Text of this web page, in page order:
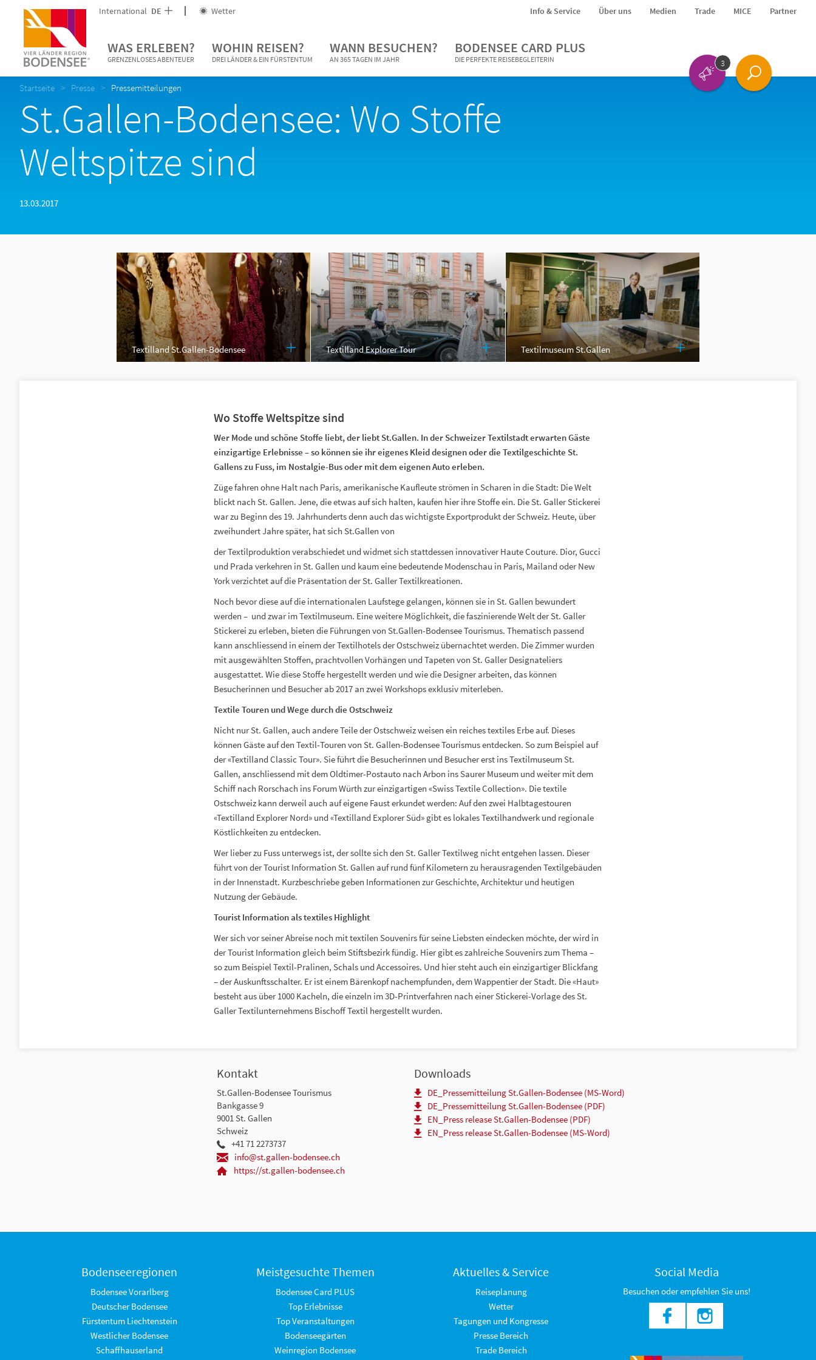
International DE Wetter Info & Service Über uns Medien Trade MICE Partner
WAS ERLEBEN?
GRENZENLOSES ABENTEUER
WOHIN REISEN?
DREI LÄNDER & EIN FÜRSTENTUM
WANN BESUCHEN?
AN 365 TAGEN IM JAHR
BODENSEE CARD PLUS
DIE PERFEKTE REISEBEGLEITERIN 3
Startseite Presse Pressemitteilungen
St.Gallen-Bodensee: Wo Stoffe
Weltspitze sind
13.03.2017
Textilland St.Gallen-Bodensee Textilland Explorer Tour Textilmuseum St.Gallen
Wo Stoffe Weltspitze sind
Wer Mode und schöne Stoffe liebt, der liebt St.Gallen. In der Schweizer Textilstadt erwarten Gäste
einzigartige Erlebnisse – so können sie ihr eigenes Kleid designen oder die Textilgeschichte St.
Gallens zu Fuss, im Nostalgie-Bus oder mit dem eigenen Auto erleben.
Züge fahren ohne Halt nach Paris, amerikanische Kaufleute strömen in Scharen in die Stadt: Die Welt
blickt nach St. Gallen. Jene, die etwas auf sich halten, kaufen hier ihre Stoffe ein. Die St. Galler Stickerei
war zu Beginn des 19. Jahrhunderts denn auch das wichtigste Exportprodukt der Schweiz. Heute, über
zweihundert Jahre später, hat sich St.Gallen von
der Textilproduktion verabschiedet und widmet sich stattdessen innovativer Haute Couture. Dior, Gucci
und Prada verkehren in St. Gallen und kaum eine bedeutende Modenschau in Paris, Mailand oder New
York verzichtet auf die Präsentation der St. Galler Textilkreationen.
Noch bevor diese auf die internationalen Laufstege gelangen, können sie in St. Gallen bewundert
werden – und zwar im Textilmuseum. Eine weitere Möglichkeit, die faszinierende Welt der St. Galler
Stickerei zu erleben, bieten die Führungen von St.Gallen-Bodensee Tourismus. Thematisch passend
kann anschliessend in einem der Textilhotels der Ostschweiz übernachtet werden. Die Zimmer wurden
mit ausgewählten Stoffen, prachtvollen Vorhängen und Tapeten von St. Galler Designateliers
ausgestattet. Wie diese Stoffe hergestellt werden und wie die Designer arbeiten, das können
Besucherinnen und Besucher ab 2017 an zwei Workshops exklusiv miterleben.
Textile Touren und Wege durch die Ostschweiz
Nicht nur St. Gallen, auch andere Teile der Ostschweiz weisen ein reiches textiles Erbe auf. Dieses
können Gäste auf den Textil-Touren von St. Gallen-Bodensee Tourismus entdecken. So zum Beispiel auf
der «Textilland Classic Tour». Sie führt die Besucherinnen und Besucher erst ins Textilmuseum St.
Gallen, anschliessend mit dem Oldtimer-Postauto nach Arbon ins Saurer Museum und weiter mit dem
Schiff nach Rorschach ins Forum Würth zureinzigartigen «Swiss Textile Collection». Die textile
Ostschweiz kann derweil auch auf eigene Faust erkundet werden: Auf den zwei Halbtagestouren
«Textilland Explorer Nord» und «Textilland Explorer Süd» gibt es lokales Textilhandwerk und regionale
Köstlichkeiten zu entdecken.
Wer lieber zu Fuss unterwegs ist, der sollte sich den St. Galler Textilweg nicht entgehen lassen. Dieser
führt von der Tourist Information St. Gallen auf rund fünf Kilometern zu herausragenden Textilgebäuden
in der Innenstadt. Kurzbeschriebe geben Informationen zur Geschichte, Architektur und heutigen
Nutzung der Gebäude.
Tourist Information als textiles Highlight
Wer sich vor seiner Abreise noch mit textilen Souvenirs für seine Liebsten eindecken möchte, der wird in
der Tourist Information gleich beim Stiftsbezirk fündig. Hier gibt es zahlreiche Souvenirs zum Thema –
so zum Beispiel Textil-Pralinen, Schals und Accessoires. Und hier steht auch ein einzigartiger Blickfang
– der Auskunftsschalter. Er ist einem Bärenkopf nachempfunden, dem Wappentier der Stadt. Die «Haut»
besteht aus über 1000 Kacheln, die einzeln im 3D-Printverfahren nach einer Stickerei-Vorlage des St.
Galler Textilunternehmens Bischoff Textil hergestellt wurden.
Kontakt
St.Gallen-Bodensee Tourismus
Bankgasse 9
9001 St. Gallen
Schweiz
+41 71 2273737
info@st.gallen-bodensee.ch
https://st.gallen-bodensee.ch
Downloads
DE_Pressemitteilung St.Gallen-Bodensee (MS-Word)
DE_Pressemitteilung St.Gallen-Bodensee (PDF)
EN_Press release St.Gallen-Bodensee (PDF)
EN_Press release St.Gallen-Bodensee (MS-Word)
Bodenseeregionen
Bodensee Vorarlberg
Deutscher Bodensee
Fürstentum Liechtenstein
Westlicher Bodensee
Schaffhauserland
Meistgesuchte Themen
Bodensee Card PLUS
Top Erlebnisse
Top Veranstaltungen
Bodenseegärten
Weinregion Bodensee
Aktuelles & Service
Reiseplanung
Wetter
Tagungen und Kongresse
Presse Bereich
Trade Bereich
Social Media
Besuchen oder empfehlen Sie uns!